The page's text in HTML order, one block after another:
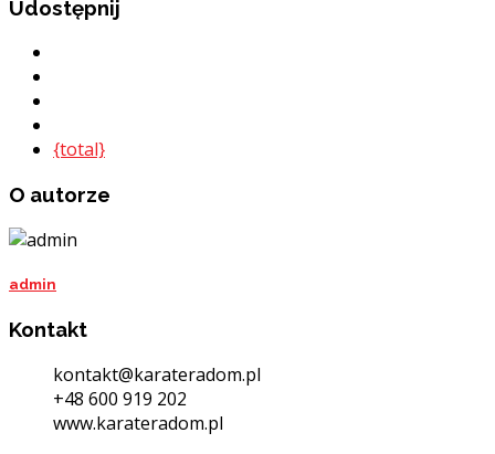
Udostępnij
{total}
O autorze
admin
Kontakt
kontakt@karateradom.pl
+48 600 919 202
www.karateradom.pl